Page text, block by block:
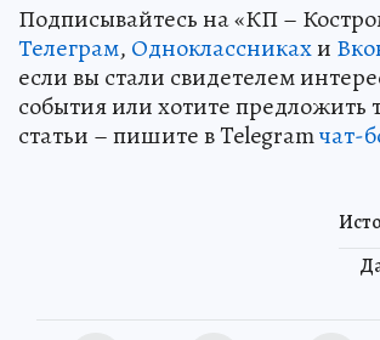
Подписывайтесь на «КП –
Телеграм, Одноклассникахи
если вы стали свидетелем
события или хотите предложить
статьи – пишите в Telegramчат-